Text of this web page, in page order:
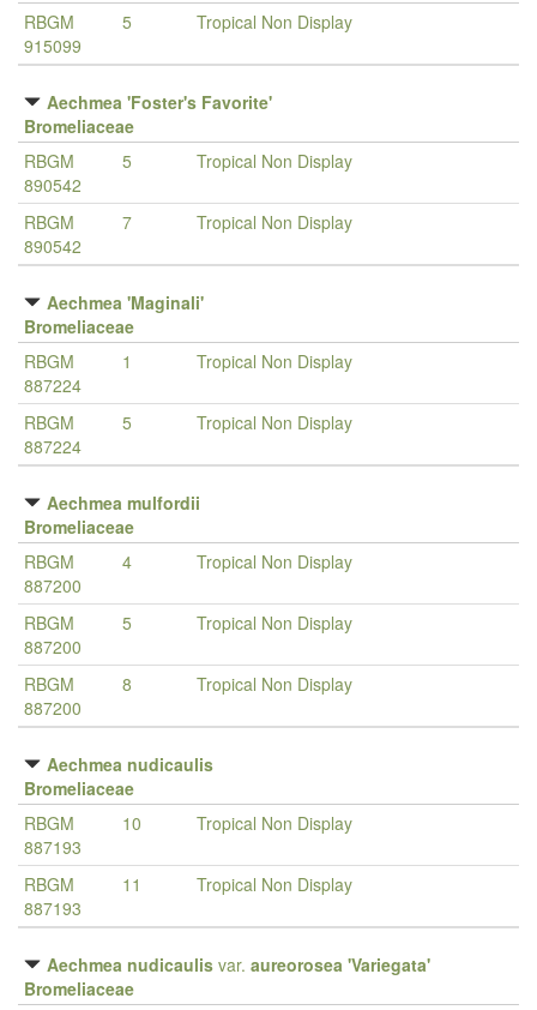
RBGM
915099
5 Tropical Non Display
Aechmea 'Foster's Favorite'
Bromeliaceae
RBGM
890542
5 Tropical Non Display
RBGM
890542
7 Tropical Non Display
Aechmea 'Maginali'
Bromeliaceae
RBGM
887224
1 Tropical Non Display
RBGM
887224
5 Tropical Non Display
Aechmea mulfordii
Bromeliaceae
RBGM
887200
4 Tropical Non Display
RBGM
887200
5 Tropical Non Display
RBGM
887200
8 Tropical Non Display
Aechmea nudicaulis
Bromeliaceae
RBGM
887193
10 Tropical Non Display
RBGM
887193
11 Tropical Non Display
Aechmea nudicaulis var. aureorosea 'Variegata'
Bromeliaceae